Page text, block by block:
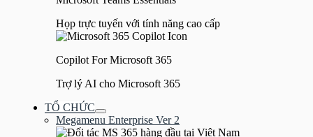
Họp trực tuyến với tính năng cao cấp
Copilot For Microsoft 365
Trợ lý AI cho Microsoft 365
TỔ CHỨC
Bật/tắt
Menu
Megamenu Enterprise Ver 2